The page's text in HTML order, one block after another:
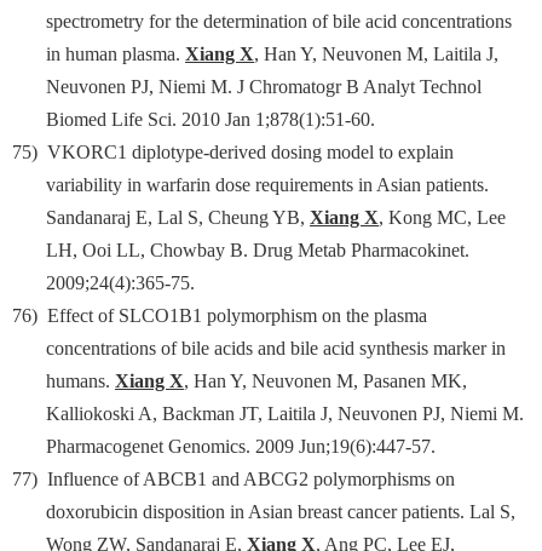
spectrometry for the determination of bile acid concentrations
in human plasma. Xiang X, Han Y, Neuvonen M, Laitila J,
Neuvonen PJ, Niemi M. J Chromatogr B Analyt Technol
Biomed Life Sci. 2010 Jan 1;878(1):51-60.
75) VKORC1 diplotype-derived dosing model to explain
variability in warfarin dose requirements in Asian patients.
Sandanaraj E, Lal S, Cheung YB, Xiang X, Kong MC, Lee
LH, Ooi LL, Chowbay B. Drug Metab Pharmacokinet.
2009;24(4):365-75.
76) Effect of SLCO1B1 polymorphism on the plasma
concentrations of bile acids and bile acid synthesis marker in
humans. Xiang X, Han Y, Neuvonen M, Pasanen MK,
Kalliokoski A, Backman JT, Laitila J, Neuvonen PJ, Niemi M.
Pharmacogenet Genomics. 2009 Jun;19(6):447-57.
77) Influence of ABCB1 and ABCG2 polymorphisms on
doxorubicin disposition in Asian breast cancer patients. Lal S,
Wong ZW, Sandanaraj E, Xiang X, Ang PC, Lee EJ,